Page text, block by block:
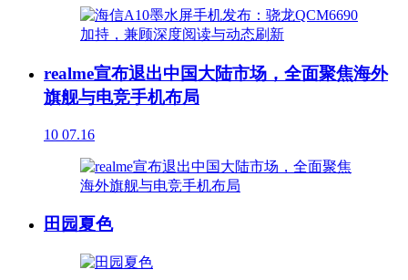
realme宣布退出中国大陆市场，全面聚焦海外
旗舰与电竞手机布局
10 07.16
田园夏色